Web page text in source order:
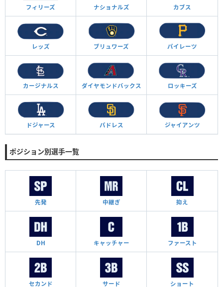
フィリーズ ナショナルズ カブス
レッズ ブリュワーズ パイレーツ
カージナルス ダイヤモンドバックス ロッキーズ
ドジャース パドレス ジャイアンツ
ポジション別選手一覧
先発 中継ぎ 抑え
DH キャッチャー ファースト
セカンド サード ショート